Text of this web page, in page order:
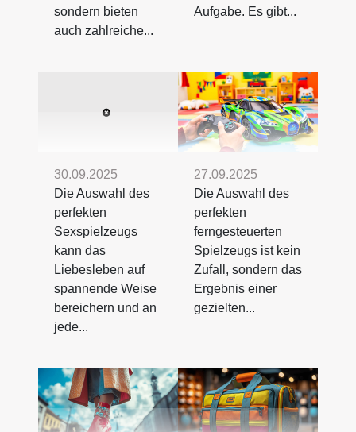
sondern bieten
auch zahlreiche...
Aufgabe. Es gibt...
30.09.2025
Die Auswahl des
perfekten
Sexspielzeugs
kann das
Liebesleben auf
spannende Weise
bereichern und an
jede...
27.09.2025
Die Auswahl des
perfekten
ferngesteuerten
Spielzeugs ist kein
Zufall, sondern das
Ergebnis einer
gezielten...